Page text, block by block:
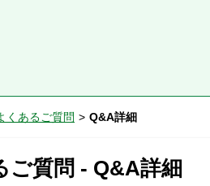
くあるご質問 > Q&A詳細
ご質問 - Q&A詳細